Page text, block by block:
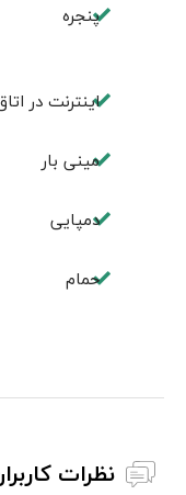
پنجره
اینترنت در
مینی بار
دمپایی
حمام
نظرات